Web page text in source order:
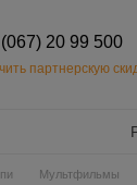
20 99 500
партнерскую
Мультфильмы